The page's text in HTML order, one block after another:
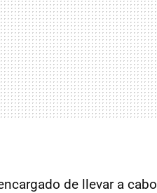
de llevar a cabo